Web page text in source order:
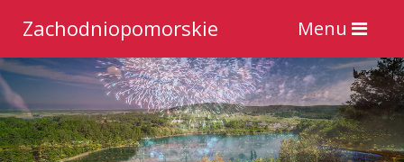
Toggle
navigation
Menu
Zachodniopomorskie